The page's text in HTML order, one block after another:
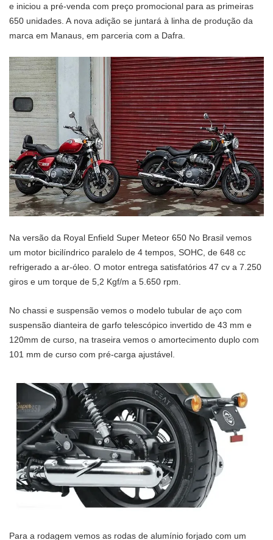
e iniciou a pré-venda com preço promocional para as primeiras
650 unidades. A nova adição se juntará à linha de produção da
marca em Manaus, em parceria com a Dafra.
Na versão da Royal Enfield Super Meteor 650 No Brasil vemos
um motor bicilíndrico paralelo de 4 tempos, SOHC, de 648 cc
refrigerado a ar-óleo. O motor entrega satisfatórios 47 cv a 7.250
giros e um torque de 5,2 Kgf/m a 5.650 rpm.
No chassi e suspensão vemos o modelo tubular de aço com
suspensão dianteira de garfo telescópico invertido de 43 mm e
120mm de curso, na traseira vemos o amortecimento duplo com
101 mm de curso com pré-carga ajustável.
Para a rodagem vemos as rodas de alumínio forjado com um